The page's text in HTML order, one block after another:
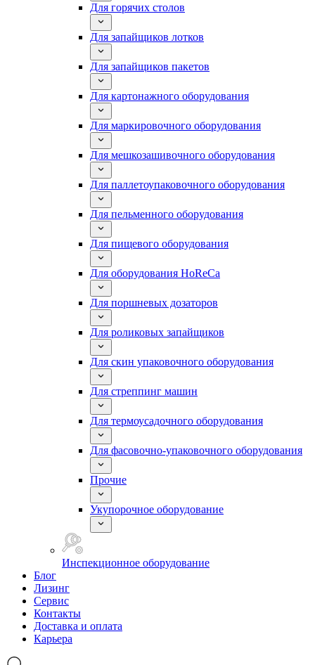
Для горячих столов
Для запайщиков лотков
Для запайщиков пакетов
Для картонажного оборудования
Для маркировочного оборудования
Для мешкозашивочного оборудования
Для паллетоупаковочного оборудования
Для пельменного оборудования
Для пищевого оборудования
Для оборудования HoReCa
Для поршневых дозаторов
Для роликовых запайщиков
Для скин упаковочного оборудования
Для стреппинг машин
Для термоусадочного оборудования
Для фасовочно-упаковочного оборудования
Прочие
Укупорочное оборудование
Инспекционное оборудование
Блог
Лизинг
Сервис
Контакты
Доставка и оплата
Карьера